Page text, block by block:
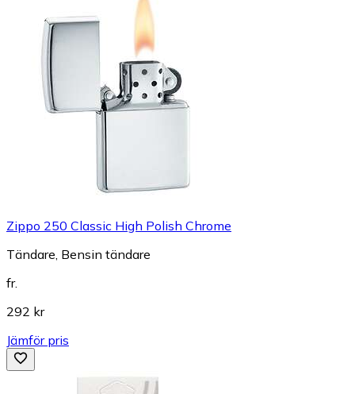
Zippo 250 Classic High Polish Chrome
Tändare, Bensin tändare
fr.
292 kr
Jämför pris